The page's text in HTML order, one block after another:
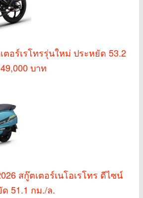
ตอร์เรโทรรุ่นใหม่ ประหยัด 53.2
บาท
สกู๊ตเตอร์เนโอเรโทร ดีไซน์
51.1 กม./ล.